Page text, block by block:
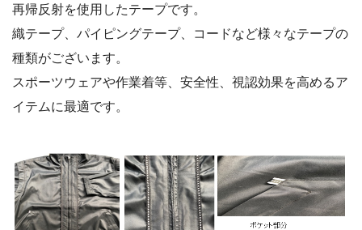
再帰反射を使用したテープです。
織テープ、パイピングテープ、コードなど様々なテープの
種類がございます。
スポーツウェアや作業着等、安全性、視認効果を高めるア
イテムに最適です。